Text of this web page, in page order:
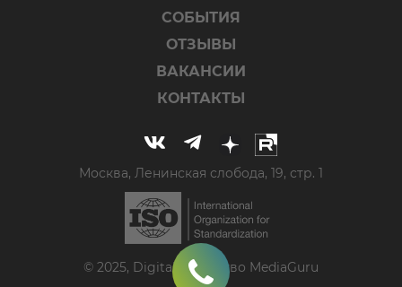
СОБЫТИЯ
ОТЗЫВЫ
ВАКАНСИИ
КОНТАКТЫ
Москва, Ленинская слобода, 19, стр. 1
© 2025, Digital-агентство MediaGuru